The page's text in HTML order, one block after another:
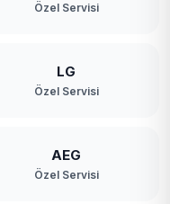
Özel Servisi
LG
Özel Servisi
AEG
Özel Servisi